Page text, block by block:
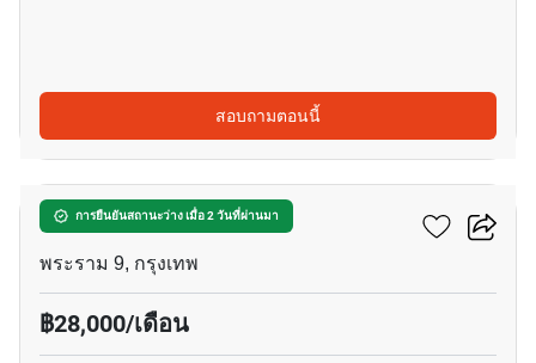
สอบถามตอนนี้
การยืนยันสถานะว่าง เมื่อ 2 วันที่ผ่านมา
3
แอสปาย พระราม 9
พระราม 9, กรุงเทพ
฿28,000/เดือน